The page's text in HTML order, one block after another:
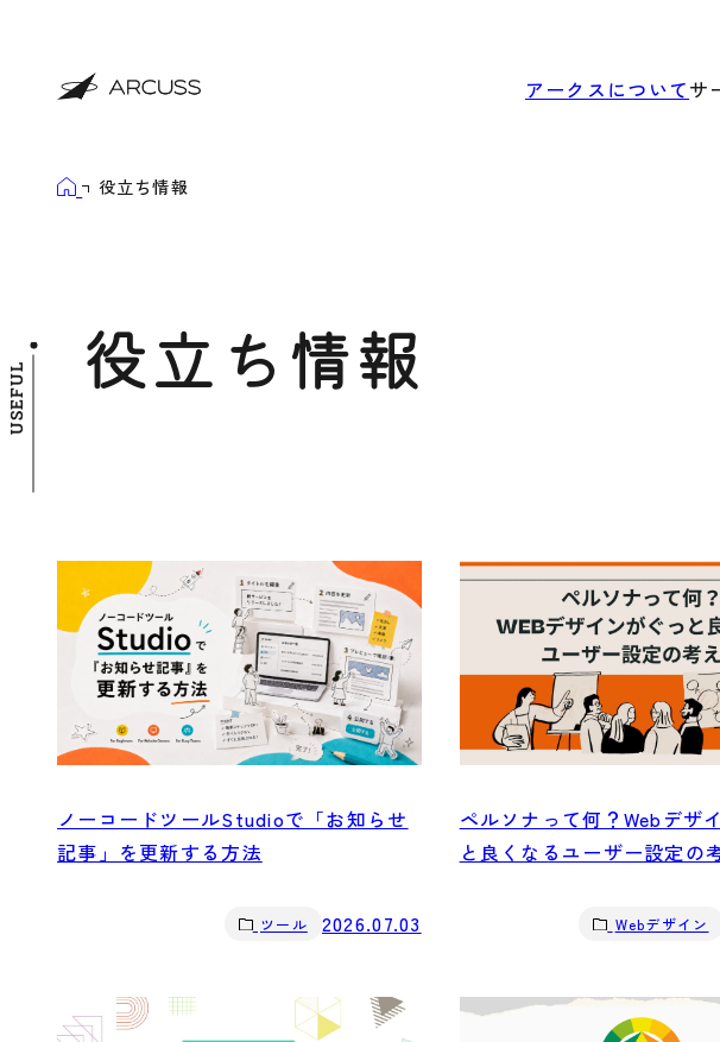
アークスについてサ
役立ち情報
役立ち情報
USEFUL
ノーコードツールStudioで「お知らせ
記事」を更新する方法
ツール 2026.07.03
ペルソナって何？Webデザ
と良くなるユーザー設定の
Webデザイン